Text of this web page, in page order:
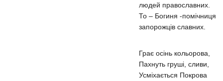
людей православних.
То – Богиня -помічниця
запорожців славних.
Грає осінь кольорова,
Пахнуть груші, сливи,
Усміхається Покрова